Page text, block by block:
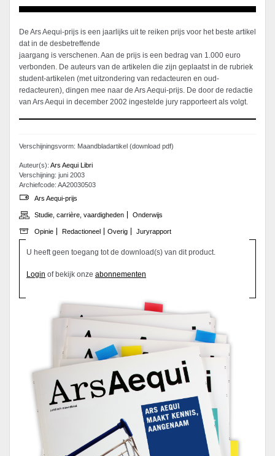
De Ars Aequi-prijs is een jaarlijks uit te reiken prijs voor het beste artikel
dat in de desbetreffende
jaargang is verschenen. Aan de prijs is een bedrag van 1.000 euro
verbonden. De auteurs van de artikelen die zijn geplaatst in de rubriek
student-artikelen (met uitzondering van redacteuren en oud-
redacteuren), dingen mee naar de Ars Aequi-prijs. De door de redactie
van Ars Aequi in december 2002 ingestelde jury rapporteert als volgt.
Verschijningsvorm: Maandbladartikel (download pdf)
Auteur(s): Ars Aequi Libri
Verschijning: juni 2003
Archiefcode: AA20030503
Ars Aequi-prijs
Studie, carrière, vaardigheden Onderwijs
Opinie Redactioneel Overig Juryrapport
U heeft geen toegang tot de download(s) van dit product.
Login of bekijk onze abonnementen